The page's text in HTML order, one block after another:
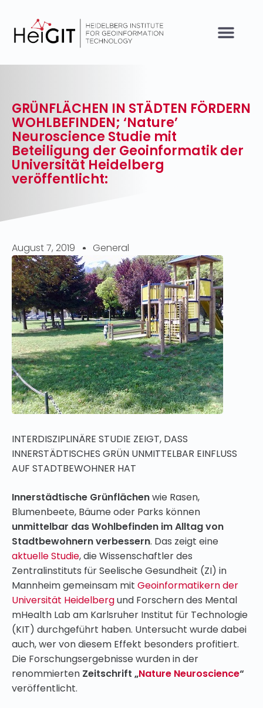
GRÜNFLÄCHEN IN STÄDTEN FÖRDERN
WOHLBEFINDEN; ‘Nature’
Neuroscience Studie mit
Beteiligung der Geoinformatik der
Universität Heidelberg
veröffentlicht:
August 7, 2019 General
INTERDISZIPLINÄRE STUDIE ZEIGT, DASS
INNERSTÄDTISCHES GRÜN UNMITTELBAR EINFLUSS
AUF STADTBEWOHNER HAT
Innerstädtische Grünflächenwie Rasen,
Blumenbeete, Bäume oder Parks können
unmittelbar das Wohlbefinden im Alltag von
Stadtbewohnern verbessern. Das zeigt eine
aktuelle Studie, die Wissenschaftler des
Zentralinstituts für Seelische Gesundheit (ZI) in
Mannheim gemeinsam mit Geoinformatikern der
Universität Heidelbergund Forschern des Mental
mHealth Lab am Karlsruher Institut für Technologie
(KIT) durchgeführt haben. Untersucht wurde dabei
auch, wer von diesem Effekt besonders profitiert.
Die Forschungsergebnisse wurden in der
renommierten Zeitschrift „Nature Neuroscience“
veröffentlicht.